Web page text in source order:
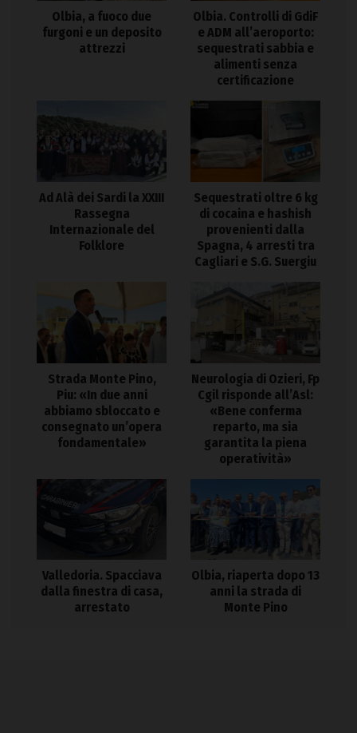
Olbia, a fuoco due
furgoni e un deposito
attrezzi
Olbia. Controlli di GdiF
e ADM all’aeroporto:
sequestrati sabbia e
alimenti senza
certificazione
Ad Alà dei Sardi la XXIII
Rassegna
Internazionale del
Folklore
Sequestrati oltre 6 kg
di cocaina e hashish
provenienti dalla
Spagna, 4 arresti tra
Cagliari e S.G. Suergiu
Strada Monte Pino,
Piu: «In due anni
abbiamo sbloccato e
consegnato un’opera
fondamentale»
Neurologia di Ozieri, Fp
Cgil risponde all’Asl:
«Bene conferma
reparto, ma sia
garantita la piena
operatività»
Valledoria. Spacciava
dalla finestra di casa,
arrestato
Olbia, riaperta dopo 13
anni la strada di
Monte Pino